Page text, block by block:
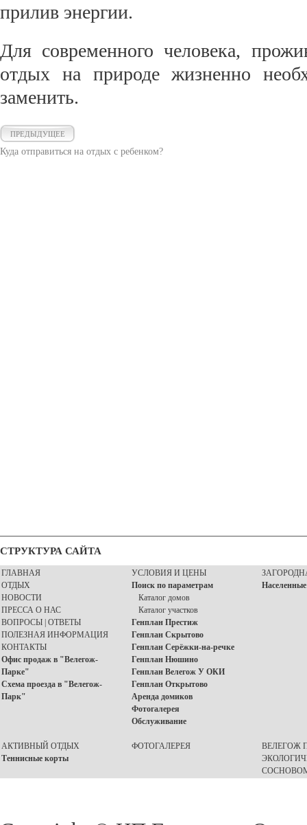
прилив энергии.
Для современного человека,
отдых на природе жизненно
заменить.
ПРЕДЫДУЩЕЕ
Куда отправиться на отдых с ребенком?
СТРУКТУРА САЙТА
ГЛАВНАЯ
ОТДЫХ
НОВОСТИ
ПРЕССА О НАС
ВОПРОСЫ | ОТВЕТЫ
ПОЛЕЗНАЯ ИНФОРМАЦИЯ
КОНТАКТЫ
Офис продаж в "Велегож-
Парке"
Схема проезда в "Велегож-
Парк"
УСЛОВИЯ И ЦЕНЫ
Поиск по параметрам
Каталог домов
Каталог участков
Генплан Престиж
Генплан Скрытово
Генплан Серёжки-на-речке
Генплан Нюшино
Генплан Велегож У ОКИ
Генплан Открытово
Аренда домиков
Фотогалерея
Обслуживание
АКТИВНЫЙ ОТДЫХ
Теннисные корты
ФОТОГАЛЕРЕЯ
ВЕЛЕГОЖ